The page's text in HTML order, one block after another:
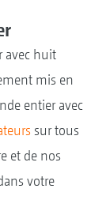
avec huit
mis en
entier avec
sur tous
et de nos
votre